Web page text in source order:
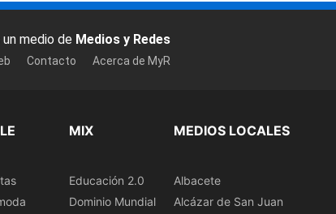
medio de Medios y Redes
Contacto Acerca de MyR
MIX
Educación 2.0
Dominio Mundial
MEDIOS LOCALES
Albacete
Alcázar de San Juan